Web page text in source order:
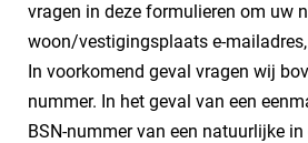
vragen in deze formulieren om uw
woon/vestigingsplaats e-
In voorkomend geval vragen wij
nummer. In het geval van een
BSN-nummer van een natuurlijke